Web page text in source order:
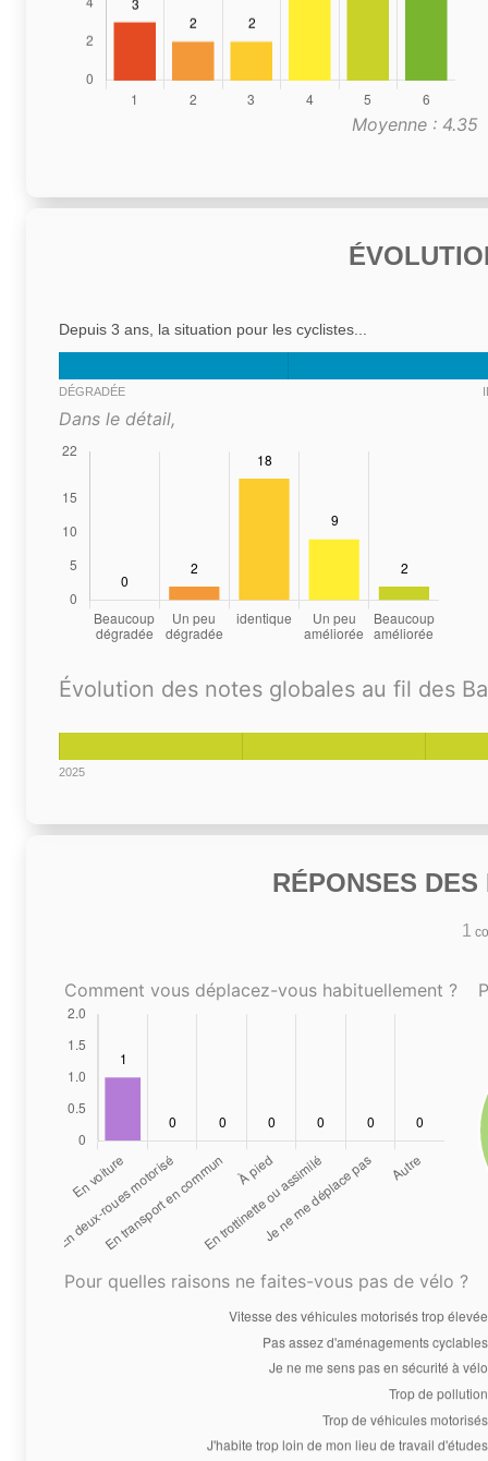
Moyenne : 4.35
Depuis 3 ans, la situation pour les cyclistes...
DÉGRADÉE
Dans le détail,
Évolution des notes globales au fil des
2025
RÉPONSES
1
Comment vous déplacez-vous habituellement ?
Pour quelles raisons ne faites-vous pas de vélo ?